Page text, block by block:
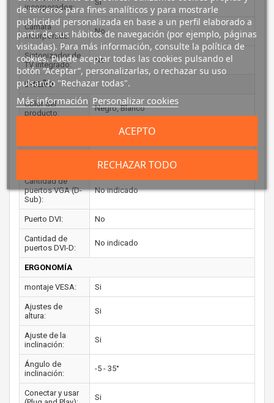
incorporados:
Si
Cámara
incorporada:
No
Sintonizador de
TV integrado:
No
DISEÑO
Color del
producto:
Negro, Blanco
Conector USB
Cantidad de
puertos VGA (D-
Sub):
No indicado
Puerto DVI: No
Cantidad de
puertos DVI-D:
No indicado
ERGONOMÍA
montaje VESA: Si
Ajustes de
altura:
Si
Ajuste de la
inclinación:
Si
Ángulo de
inclinación:
-5 - 35°
Conectar y usar
Si
de terceros para fines analíticos y para mostrarle
publicidad personalizada en base a un perfil elaborado a
partir de sus hábitos de navegación (por ejemplo, páginas
visitadas). Para más información, consulte la política de
cookies. Puede aceptar todas las cookies pulsando el
botón “Aceptar”, personalizarlas, o rechazar su uso
pulsando "Rechazar todas".
Más información Personalizar cookies
RECHAZAR TODO
ACEPTO